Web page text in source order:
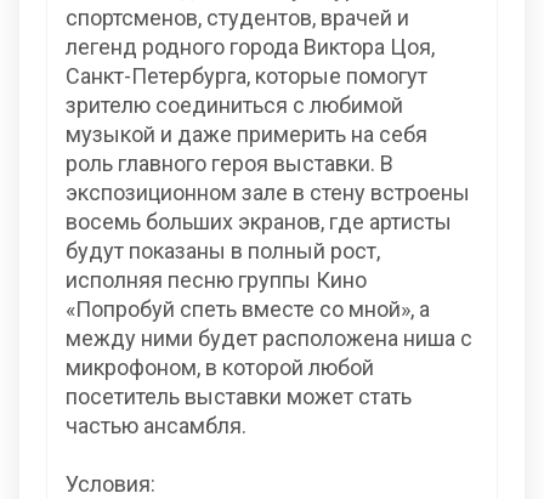
спортсменов, студентов, врачей и
легенд родного города Виктора Цоя,
Санкт-Петербурга, которые помогут
зрителю соединиться с любимой
музыкой и даже примерить на себя
роль главного героя выставки. В
экспозиционном зале в стену встроены
восемь больших экранов, где артисты
будут показаны в полный рост,
исполняя песню группы Кино
«Попробуй спеть вместе со мной», а
между ними будет расположена ниша с
микрофоном, в которой любой
посетитель выставки может стать
частью ансамбля.
Условия: